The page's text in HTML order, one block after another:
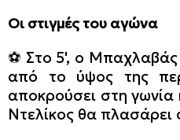
Οι στιγμές του αγώνα
⚽️ Στο 5', ο
από το ύψος της
αποκρούσει στη
Ντελίκος θα πλασάρει